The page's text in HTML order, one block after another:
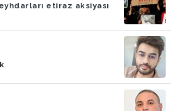
etiraz aksiyası